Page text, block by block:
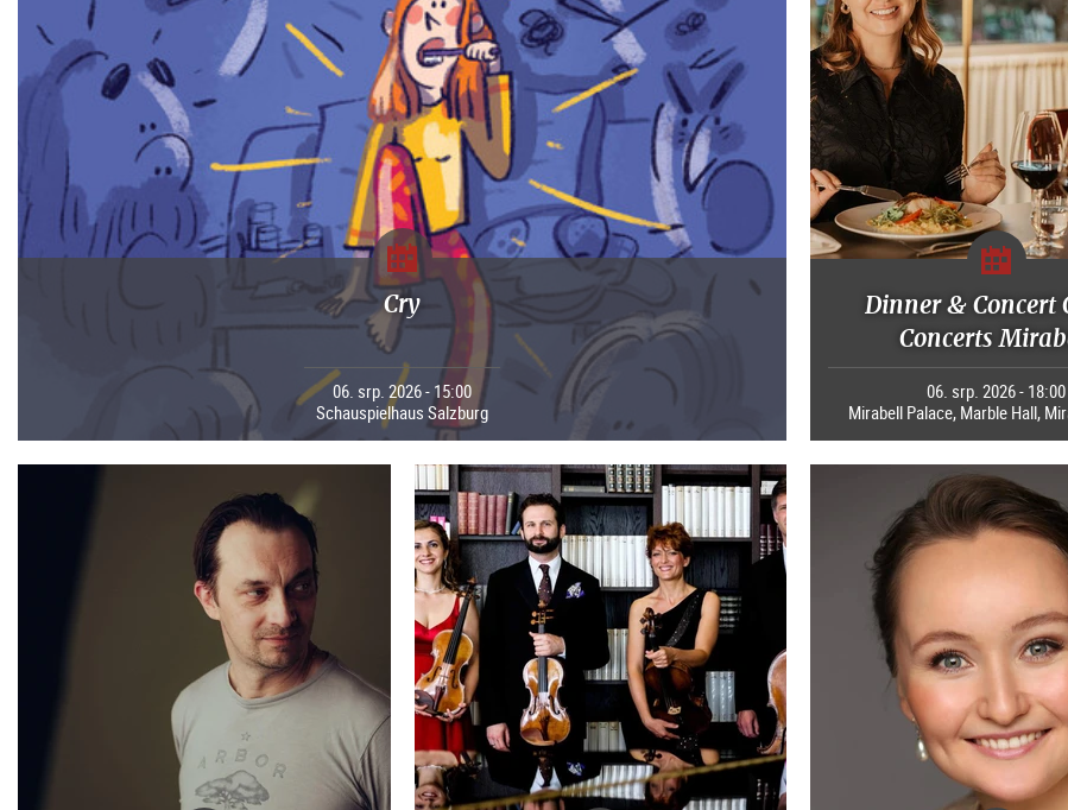
Cry
06. srp. 2026 - 15:00
Schauspielhaus Salzburg
Dinner & Concert
Concerts
06. srp. 2026 - 18:00
Mirabell Palace, Marble Hall,